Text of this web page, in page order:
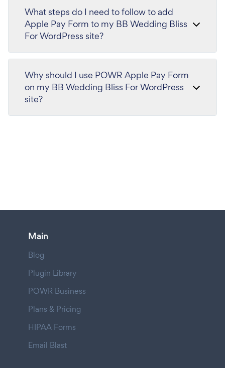
What steps do I need to follow to add
Apple Pay Form to my BB Wedding Bliss
For WordPress site?
Why should I use POWR Apple Pay Form
on my BB Wedding Bliss For WordPress
site?
Main
Blog
Plugin Library
POWR Business
Plans & Pricing
HIPAA Forms
Email Blast